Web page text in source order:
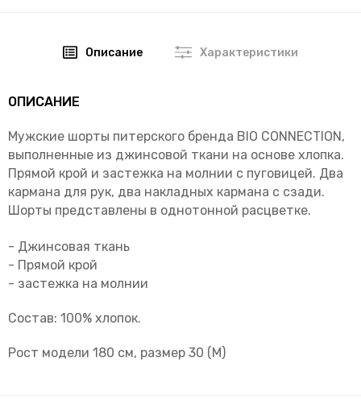
Описание Характеристики
ОПИСАНИЕ
Мужские шорты питерского бренда BIO CONNECTION,
выполненные из джинсовой ткани на основе хлопка.
Прямой крой и застежка на молнии с пуговицей. Два
кармана для рук, два накладных кармана с сзади.
Шорты представлены в однотонной расцветке.
- Джинсовая ткань
- Прямой крой
- застежка на молнии
Состав: 100% хлопок.
Рост модели 180 см, размер 30 (М)